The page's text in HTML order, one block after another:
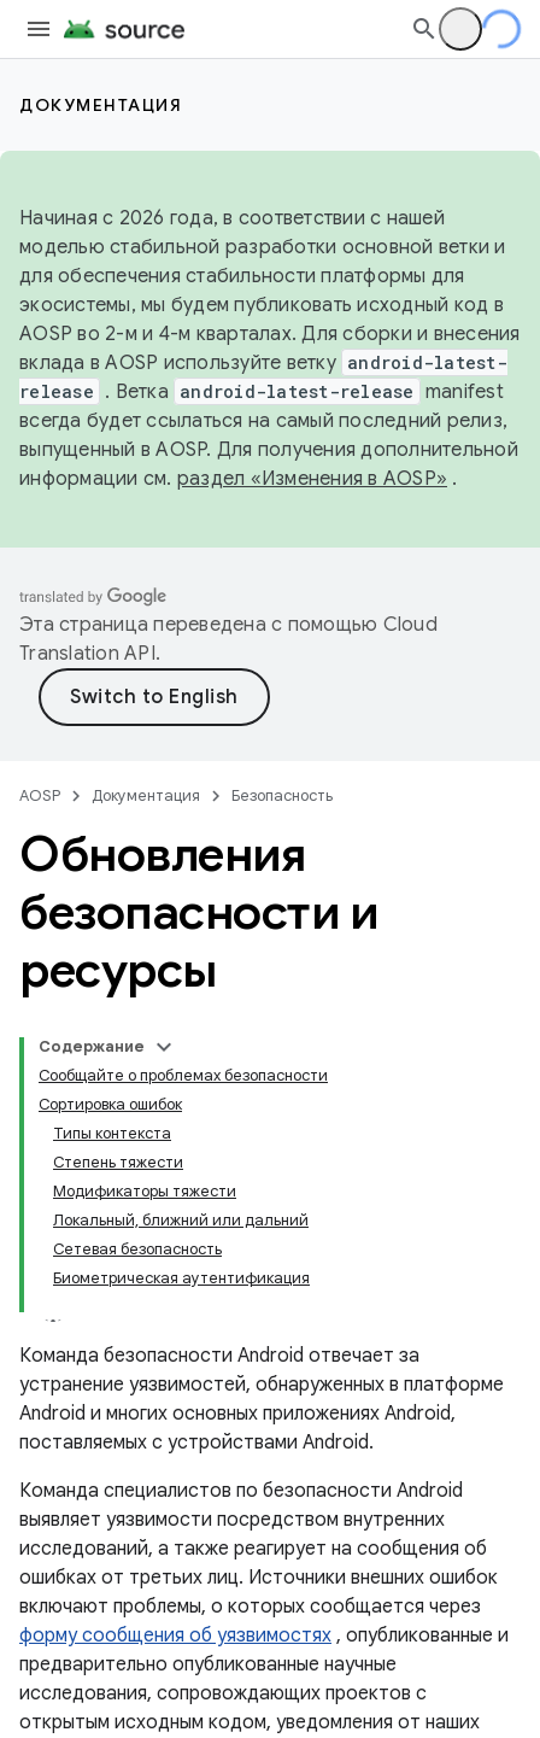
ДОКУМЕНТАЦИЯ
Начиная с 2026 года, в соответствии с нашей
моделью стабильной разработки основной ветки и
для обеспечения стабильности платформы для
экосистемы, мы будем публиковать исходный код в
AOSP во 2-м и 4-м кварталах. Для сборки и внесения
вклада в AOSP используйте ветку android-latest-
release . Ветка android-latest-release manifest
всегда будет ссылаться на самый последний релиз,
выпущенный в AOSP. Для получения дополнительной
информации см. раздел «Изменения в AOSP» .
Эта страница переведена с помощью Cloud
Translation API.
AOSP Документация Безопасность
Обновления
безопасности и
ресурсы
Содержание
Сообщайте о проблемах безопасности
Сортировка ошибок
Типы контекста
Степень тяжести
Модификаторы тяжести
Локальный, ближний или дальний
Сетевая безопасность
Биометрическая аутентификация
Команда безопасности Android отвечает за
устранение уязвимостей, обнаруженных в платформе
Android и многих основных приложениях Android,
поставляемых с устройствами Android.
Команда специалистов по безопасности Android
выявляет уязвимости посредством внутренних
исследований, а также реагирует на сообщения об
ошибках от третьих лиц. Источники внешних ошибок
включают проблемы, о которых сообщается через
форму сообщения об уязвимостях , опубликованные и
предварительно опубликованные научные
исследования, сопровождающих проектов с
открытым исходным кодом, уведомления от наших